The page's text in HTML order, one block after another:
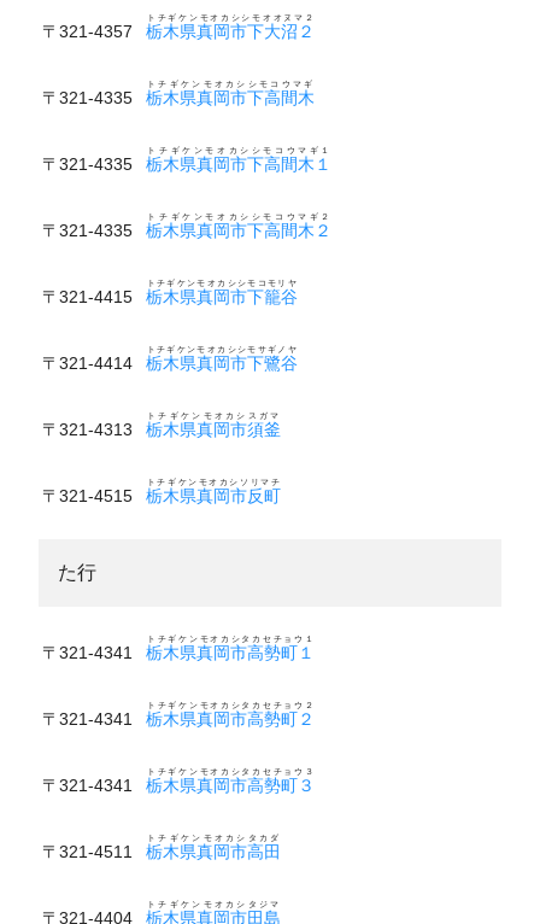
〒321-4357 栃木県真岡市下大沼２
トチギケンモオカシシモオオヌマ２
〒321-4335 栃木県真岡市下高間木
トチギケンモオカシシモコウマギ
〒321-4335 栃木県真岡市下高間木１
トチギケンモオカシシモコウマギ１
〒321-4335 栃木県真岡市下高間木２
トチギケンモオカシシモコウマギ２
〒321-4415 栃木県真岡市下籠谷
トチギケンモオカシシモコモリヤ
〒321-4414 栃木県真岡市下鷺谷
トチギケンモオカシシモサギノヤ
〒321-4313 栃木県真岡市須釜
トチギケンモオカシスガマ
〒321-4515 栃木県真岡市反町
トチギケンモオカシソリマチ
た行
〒321-4341 栃木県真岡市高勢町１
トチギケンモオカシタカセチョウ１
〒321-4341 栃木県真岡市高勢町２
トチギケンモオカシタカセチョウ２
〒321-4341 栃木県真岡市高勢町３
トチギケンモオカシタカセチョウ３
〒321-4511 栃木県真岡市高田
トチギケンモオカシタカダ
〒321-4404 栃木県真岡市田島
トチギケンモオカシタジマ